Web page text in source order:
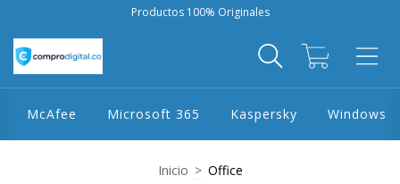
Productos 100% Originales
McAfee Microsoft 365 Kaspersky Windows
Inicio > Office